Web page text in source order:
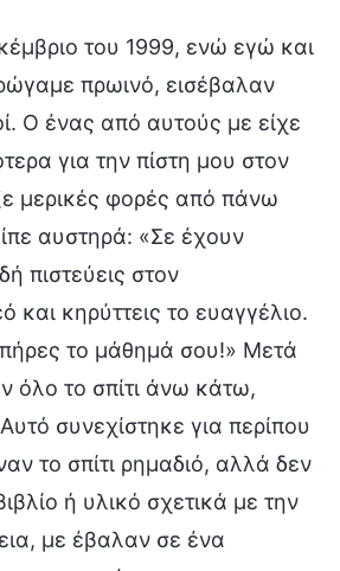
του 1999, ενώ εγώ και
πρωινό, εισέβαλαν
Ο ένας από αυτούς με είχε
για την πίστη μου στον
μερικές φορές από πάνω
αυστηρά: «Σε έχουν
πιστεύεις στον
και κηρύττεις το ευαγγέλιο.
το μάθημά σου!» Μετά
όλο το σπίτι άνω κάτω,
συνεχίστηκε για περίπου
το σπίτι ρημαδιό, αλλά δεν
ή υλικό σχετικά με την
με έβαλαν σε ένα